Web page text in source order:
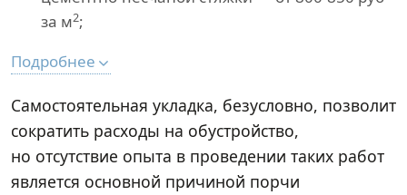
за м2;
Подробнее
Самостоятельная укладка, безусловно, позволит
сократить расходы на обустройство,
но отсутствие опыта в проведении таких работ
является основной причиной порчи